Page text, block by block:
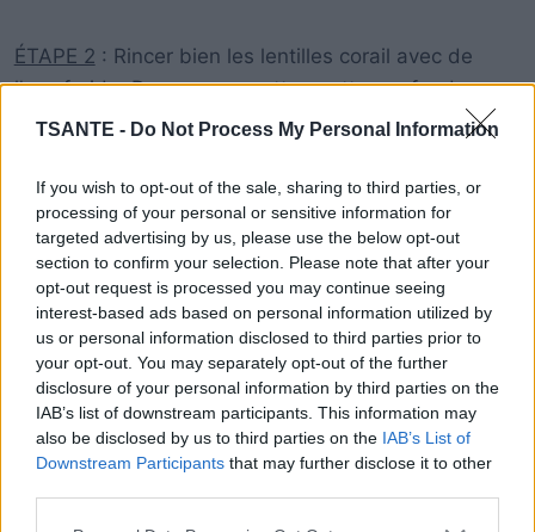
TSANTE - Do Not Process My Personal Information
If you wish to opt-out of the sale, sharing to third parties, or
processing of your personal or sensitive information for
targeted advertising by us, please use the below opt-out
section to confirm your selection. Please note that after your
opt-out request is processed you may continue seeing
interest-based ads based on personal information utilized by
us or personal information disclosed to third parties prior to
your opt-out. You may separately opt-out of the further
disclosure of your personal information by third parties on the
IAB’s list of downstream participants. This information may
also be disclosed by us to third parties on the IAB’s List of
Downstream Participants that may further disclose it to other
ÉTAPE 2 : Rincer bien les lentilles corail avec de
l’eau froide. Dans une cocotte, mettre un fond
d’huile d’olive, rajouter les légumes, les lentilles, les